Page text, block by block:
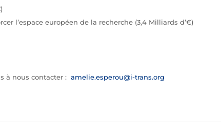
l’espace européen de la recherche (3,4 Milliards d’€)
à nous contacter :amelie.esperou@i-trans.org